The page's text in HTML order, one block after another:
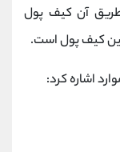
آن کیف پول
این کیف پول است.
اشاره کرد: